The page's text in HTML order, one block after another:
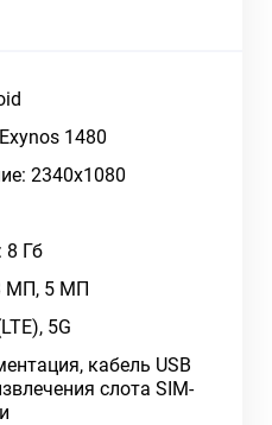
1480
2340x1080
8 Гб
МП, 5 МП
5G
кабель USB
слота SIM-